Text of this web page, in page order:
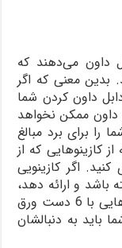
داون می‌دهند که
اولیه بازی 10 یا 11 باشد. بدین معنی که اگر
برای دابل داون کردن شما
شما 9 باشد دابل داون ممکن نخواهد
را برای برد مبالغ
که از
اگر کازینویی
باشد و ارائه دهد،
شانس این است که این قوانین روی بازی‌هایی با 6 دست ورق
باید به دنبالشان